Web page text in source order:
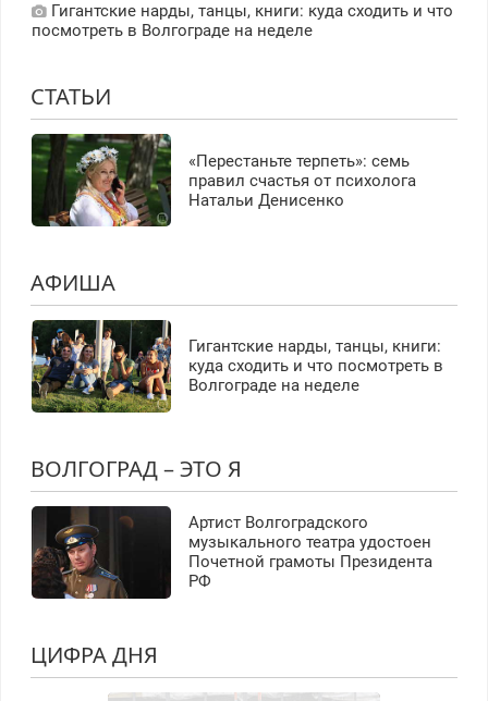
Гигантские нарды, танцы, книги: куда сходить и что
посмотреть в Волгограде на неделе
СТАТЬИ
«Перестаньте терпеть»: семь
правил счастья от психолога
Натальи Денисенко
АФИША
Гигантские нарды, танцы, книги:
куда сходить и что посмотреть в
Волгограде на неделе
ВОЛГОГРАД – ЭТО Я
Артист Волгоградского
музыкального театра удостоен
Почетной грамоты Президента
РФ
ЦИФРА ДНЯ